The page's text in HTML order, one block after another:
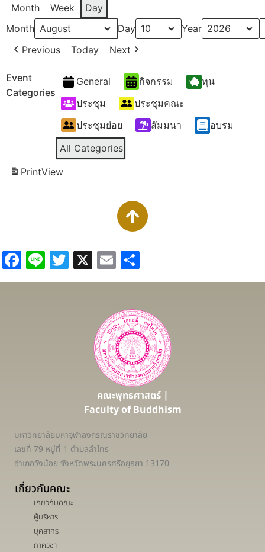
Month Week
Day
Month
Day
Year
Previous
Today Next
Event
Categories
General กิจกรรม
ทุน
ประชุม
ประชุมคณะ
ประชุมย่อย
สัมมนา
อบรม
All Categories
PrintView
Facebook
LineTwitter
X Email
คณะพุทธศาสตร์ |
Faculty of Buddhism
มหาวิทยาลัยมหาจุฬาลงกรณราชวิทยาลัย
เลขที่ 79 หมู่ที่ 1 ตำบลลำไทร
อำเภอวังน้อย จังหวัดพระนครศรีอยุธยา 13170
เกี่ยวกับคณะ
เกี่ยวกับคณะ
ผู้บริหาร
บุคลากร
ภาควิชา